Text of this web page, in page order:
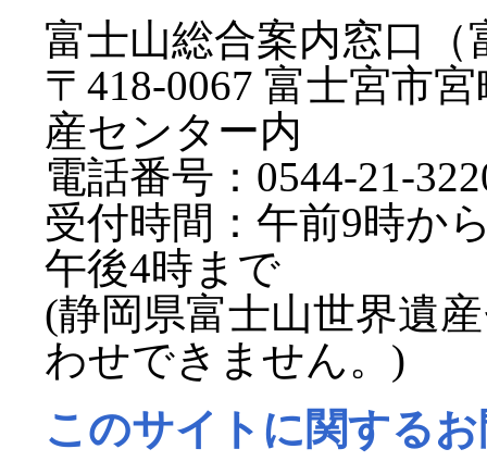
富士山総合案内窓口（
〒418-0067 富士宮市
産センター内
電話番号：0544-21-
受付時間：午前9時か
午後4時まで
(静岡県富士山世界遺
わせできません。)
このサイトに関する